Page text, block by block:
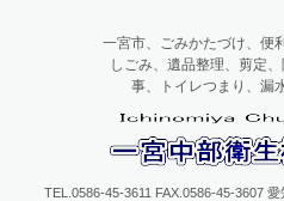
一宮中部衛生
一宮市、ごみかたづけ、便
しごみ、遺品整理、剪定
事、トイレつまり、漏
TEL.0586-45-3611 FAX.0586-45-3607